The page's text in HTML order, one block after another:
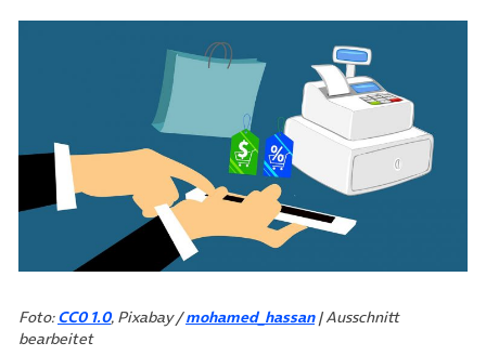
Foto:CC0 1.0, Pixabay /mohamed_hassan| Ausschnitt
bearbeitet